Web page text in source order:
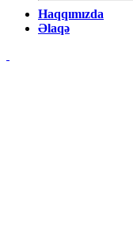
Haqqımızda
Əlaqə